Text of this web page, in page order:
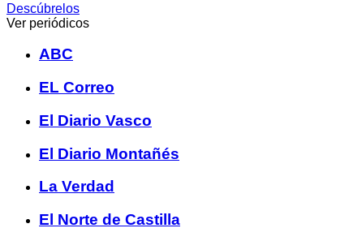
Descúbrelos
Ver periódicos
ABC
EL Correo
El Diario Vasco
El Diario Montañés
La Verdad
El Norte de Castilla